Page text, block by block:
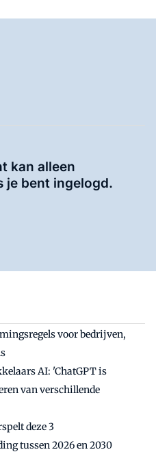
kan alleen
je bent ingelogd.
voor bedrijven,
AI: 'ChatGPT is
van verschillende
deze 3
tussen 2026 en 2030